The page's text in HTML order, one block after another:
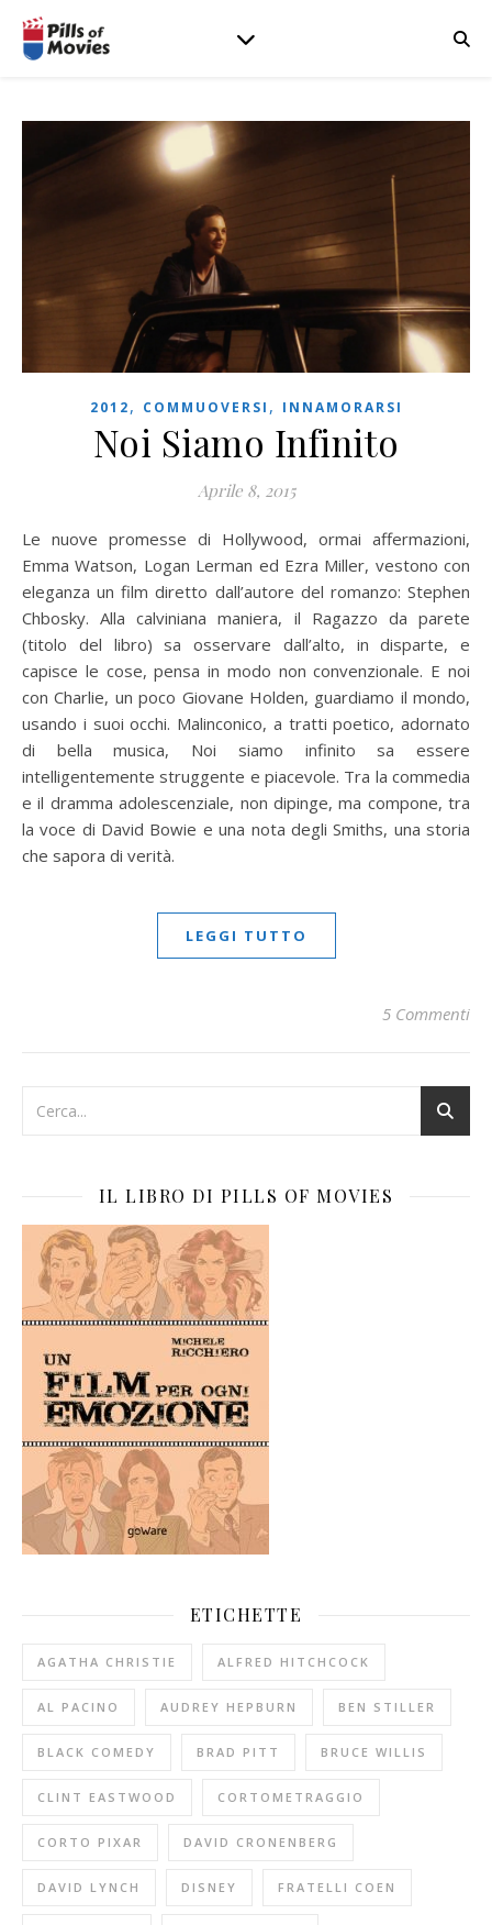
2012, COMMUOVERSI , INNAMORARSI
Noi Siamo Infinito
Aprile 8, 2015
Le nuove promesse di Hollywood, ormai affermazioni,
Emma Watson, Logan Lerman ed Ezra Miller, vestono con
eleganza un film diretto dall’autore del romanzo: Stephen
Chbosky. Alla calviniana maniera, il Ragazzo da parete
(titolo del libro) sa osservare dall’alto, in disparte, e
capisce le cose, pensa in modo non convenzionale. E noi
con Charlie, un poco Giovane Holden, guardiamo il mondo,
usando i suoi occhi. Malinconico, a tratti poetico, adornato
di bella musica, Noi siamo infinito sa essere
intelligentemente struggente e piacevole. Tra la commedia
e il dramma adolescenziale, non dipinge, ma compone, tra
la voce di David Bowie e una nota degli Smiths, una storia
che sapora di verità.
LEGGI TUTTO
5 Commenti
IL LIBRO DI PILLS OF MOVIES
ETICHETTE
AGATHA CHRISTIE ALFRED HITCHCOCK
AL PACINO AUDREY HEPBURN BEN STILLER
BLACK COMEDY BRAD PITT BRUCE WILLIS
CLINT EASTWOOD CORTOMETRAGGIO
CORTO PIXAR DAVID CRONENBERG
DAVID LYNCH DISNEY FRATELLI COEN